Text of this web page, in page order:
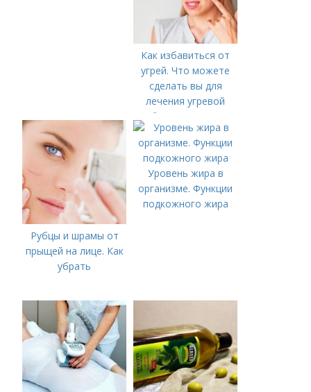
Как избавиться от
угрей. Что можете
сделать вы для
лечения угревой
болезни (акне)
Рубцы и шрамы от
прыщей на лице. Как
убрать
Уровень жира в
организме. Функции
подкожного жира